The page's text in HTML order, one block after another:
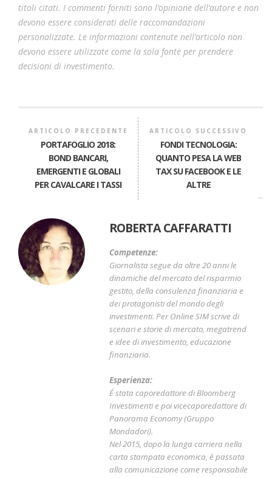
titoli citati. I commenti forniti sono l’opinione dell’autore e non
devono essere considerati delle raccomandazioni
personalizzate. Le informazioni contenute nell’articolo non
devono essere utilizzate come la sola fonte per prendere
decisioni di investimento.
ARTICOLO PRECEDENTE
PORTAFOGLIO 2018:
BOND BANCARI,
EMERGENTI E GLOBALI
PER CAVALCARE I TASSI
ARTICOLO SUCCESSIVO
FONDI TECNOLOGIA:
QUANTO PESA LA WEB
TAX SU FACEBOOK E LE
ALTRE
ROBERTA CAFFARATTI
Competenze:
Giornalista segue da oltre 20 anni le
dinamiche del mercato del risparmio
gestito, della consulenza finanziaria e
dei protagonisti del mondo degli
investimenti. Per Online SIM scrive di
scenari e storie di mercato, megatrend
e idee di investimento, educazione
finanziaria.
Esperienza:
É stata caporedattore di Bloomberg
Investimenti e poi vicecaporedattore di
Panorama Economy (Gruppo
Mondadori).
Nel 2015, dopo la lunga carriera nella
carta stampata economica, è passata
alla comunicazione come responsabile